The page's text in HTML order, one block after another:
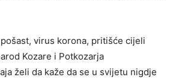
virus korona, pritišće cijeli
Kozare i Potkozarja
želi da kaže da se u svijetu nigdje